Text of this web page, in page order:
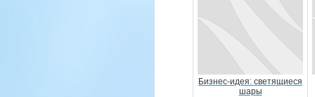
Бизнес-идея: светящиеся
шары